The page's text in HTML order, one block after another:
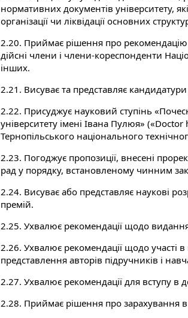
нормативних документів університету,
організації чи ліквідації основних
2.20. Приймає рішення про рекомендацію
дійсні члени і члени-кореспонденти
інших.
2.21. Висуває та представляє
2.22. Присуджує науковий ступінь
університету імені Івана Пулюя»
Тернопільського національного
2.23. Погоджує пропозиції, внесені
рад у порядку, встановленому чинним
2.24. Висуває або представляє наукові
премій.
2.25. Ухвалює рекомендації щодо
2.26. Ухвалює рекомендації щодо участі
представлення авторів підручників і
2.27. Ухвалює рекомендації для вступу в
2.28. Приймає рішення про зарахування в